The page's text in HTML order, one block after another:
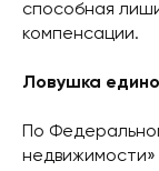
способная
компенсации.
Ловушка
По